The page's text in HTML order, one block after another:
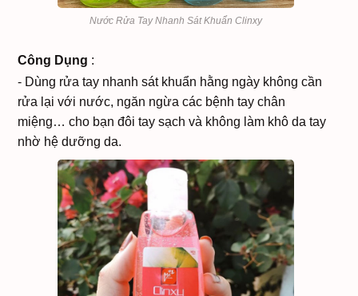
Nước Rửa Tay Nhanh Sát Khuẩn Clinxy
Công Dụng :
- Dùng rửa tay nhanh sát khuẩn hằng ngày không cần
rửa lại với nước, ngăn ngừa các bệnh tay chân
miệng… cho bạn đôi tay sạch và không làm khô da tay
nhờ hệ dưỡng da.